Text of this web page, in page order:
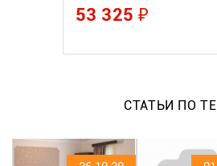
53 325 ₽
СТАТЬИ ПО